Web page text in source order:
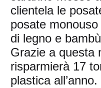
clientela le
posate
di legno e
Grazie a questa
risparmierà 17
plastica all’anno.